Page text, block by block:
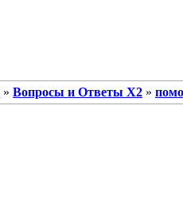
» Вопросы и Ответы X2 »